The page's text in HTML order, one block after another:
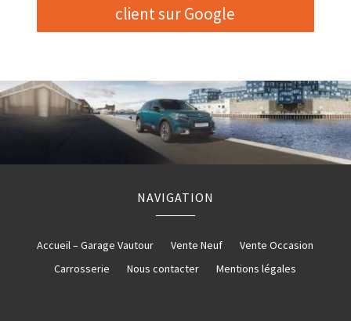
client sur Google
NAVIGATION
Accueil – Garage Vautour Vente Neuf
Vente Occasion
Carrosserie
Nous contacter Mentions légales